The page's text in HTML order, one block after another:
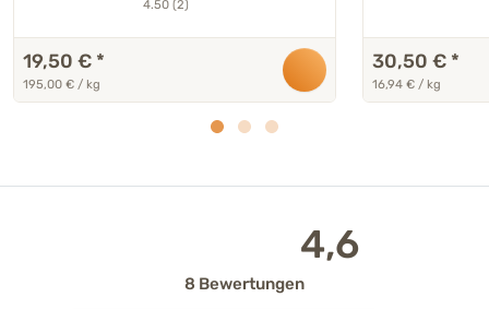
4.50 (2)
19,50 € *
195,00 € / kg
30,50 € *
16,94 € / kg
4,6
8 Bewertungen